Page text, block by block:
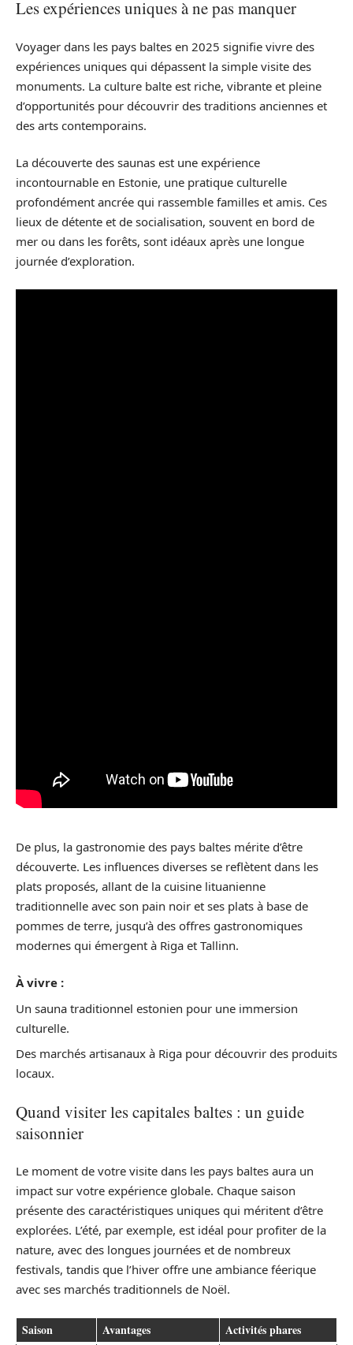
Les expériences uniques à ne pas manquer
Voyager dans les pays baltes en 2025 signifie vivre des
expériences uniques qui dépassent la simple visite des
monuments. La culture balte est riche, vibrante et pleine
d’opportunités pour découvrir des traditions anciennes et
des arts contemporains.
La découverte des saunas est une expérience
incontournable en Estonie, une pratique culturelle
profondément ancrée qui rassemble familles et amis. Ces
lieux de détente et de socialisation, souvent en bord de
mer ou dans les forêts, sont idéaux après une longue
journée d’exploration.
De plus, la gastronomie des pays baltes mérite d’être
découverte. Les influences diverses se reflètent dans les
plats proposés, allant de la cuisine lituanienne
traditionnelle avec son pain noir et ses plats à base de
pommes de terre, jusqu’à des offres gastronomiques
modernes qui émergent à Riga et Tallinn.
À vivre :
Un sauna traditionnel estonien pour une immersion
culturelle.
Des marchés artisanaux à Riga pour découvrir des produits
locaux.
Quand visiter les capitales baltes : un guide
saisonnier
Le moment de votre visite dans les pays baltes aura un
impact sur votre expérience globale. Chaque saison
présente des caractéristiques uniques qui méritent d’être
explorées. L’été, par exemple, est idéal pour profiter de la
nature, avec des longues journées et de nombreux
festivals, tandis que l’hiver offre une ambiance féerique
avec ses marchés traditionnels de Noël.
Saison Avantages Activités phares